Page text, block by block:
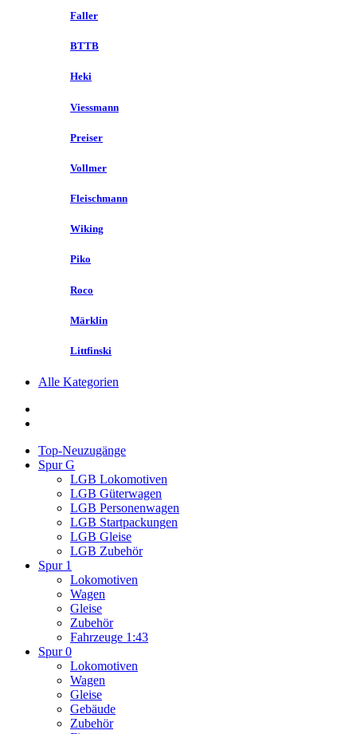
Faller
BTTB
Heki
Viessmann
Preiser
Vollmer
Fleischmann
Wiking
Piko
Roco
Märklin
Littfinski
Alle Kategorien
Top-Neuzugänge
Spur G
LGB Lokomotiven
LGB Güterwagen
LGB Personenwagen
LGB Startpackungen
LGB Gleise
LGB Zubehör
Spur 1
Lokomotiven
Wagen
Gleise
Zubehör
Fahrzeuge 1:43
Spur 0
Lokomotiven
Wagen
Gleise
Gebäude
Zubehör